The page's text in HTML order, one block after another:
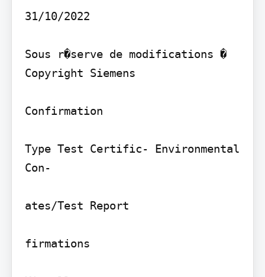
31/10/2022
Sous r�serve de modifications �
Copyright Siemens
Confirmation
Type Test Certific- Environmental
Con-
ates/Test Report
firmations